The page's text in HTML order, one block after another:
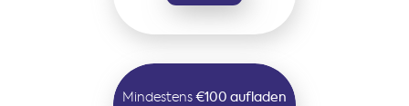
Mindestens €100 aufladen